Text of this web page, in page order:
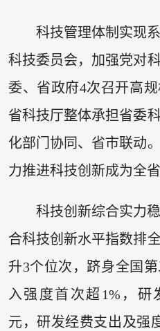
科技管理体制实现
科技委员会，加强党对
委、省政府4次召开高
省科技厅整体承担省委
化部门协同、省市联动
力推进科技创新成为全
科技创新综合实力
合科技创新水平指数排
升3个位次，跻身全国
入强度首次超1%，研
元，研发经费支出及强